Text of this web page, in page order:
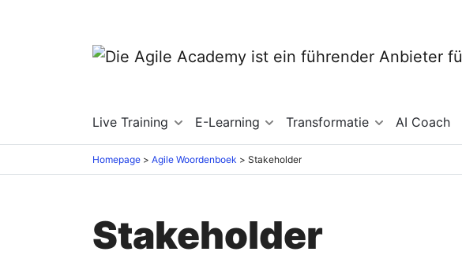
Live Training E-Learning Transformatie AI Coach
Homepage Agile Woordenboek Stakeholder
Stakeholder